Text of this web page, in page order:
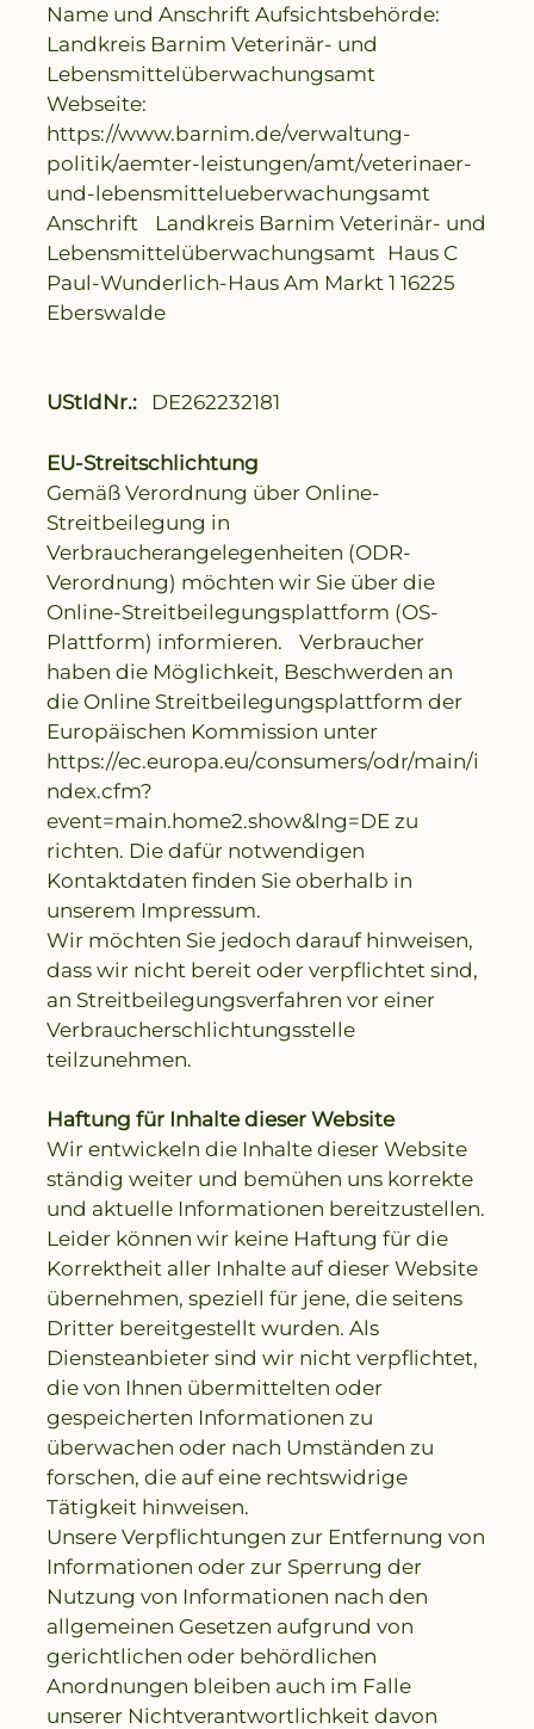
Name und Anschrift Aufsichtsbehörde:
Landkreis Barnim Veterinär- und
Lebensmittelüberwachungsamt
Webseite:
https://www.barnim.de/verwaltung-
politik/aemter-leistungen/amt/veterinaer-
und-lebensmittelueberwachungsamt
Anschrift Landkreis Barnim Veterinär- und
Lebensmittelüberwachungsamt Haus C
Paul-Wunderlich-Haus Am Markt 1 16225
Eberswalde
UStIdNr.: DE262232181
EU-Streitschlichtung
Gemäß Verordnung über Online-
Streitbeilegung in
Verbraucherangelegenheiten (ODR-
Verordnung) möchten wir Sie über die
Online-Streitbeilegungsplattform (OS-
Plattform) informieren. Verbraucher
haben die Möglichkeit, Beschwerden an
die Online Streitbeilegungsplattform der
Europäischen Kommission unter
https://ec.europa.eu/consumers/odr/main/i
ndex.cfm?
event=main.home2.show&lng=DE zu
richten. Die dafür notwendigen
Kontaktdaten finden Sie oberhalb in
unserem Impressum.
Wir möchten Sie jedoch darauf hinweisen,
dass wir nicht bereit oder verpflichtet sind,
an Streitbeilegungsverfahren vor einer
Verbraucherschlichtungsstelle
teilzunehmen.
Haftung für Inhalte dieser Website
Wir entwickeln die Inhalte dieser Website
ständig weiter und bemühen uns korrekte
und aktuelle Informationen bereitzustellen.
Leider können wir keine Haftung für die
Korrektheit aller Inhalte auf dieser Website
übernehmen, speziell für jene, die seitens
Dritter bereitgestellt wurden. Als
Diensteanbieter sind wir nicht verpflichtet,
die von Ihnen übermittelten oder
gespeicherten Informationen zu
überwachen oder nach Umständen zu
forschen, die auf eine rechtswidrige
Tätigkeit hinweisen.
Unsere Verpflichtungen zur Entfernung von
Informationen oder zur Sperrung der
Nutzung von Informationen nach den
allgemeinen Gesetzen aufgrund von
gerichtlichen oder behördlichen
Anordnungen bleiben auch im Falle
unserer Nichtverantwortlichkeit davon